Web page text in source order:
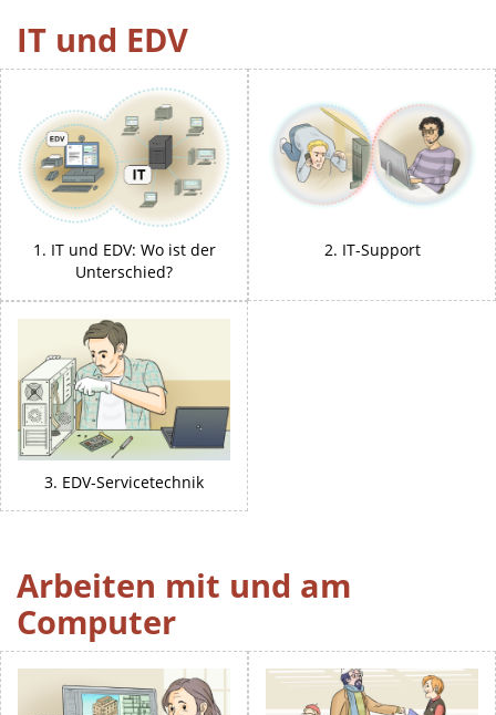
IT und EDV
1. IT und EDV: Wo ist der
Unterschied?
2. IT-Support
3. EDV-Servicetechnik
Arbeiten mit und am
Computer